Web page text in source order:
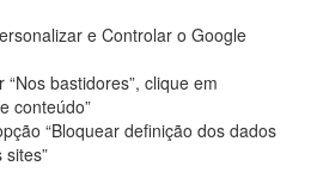
e Controlar o Google
“Nos bastidores”, clique em
conteúdo”
“Bloquear definição dos dados